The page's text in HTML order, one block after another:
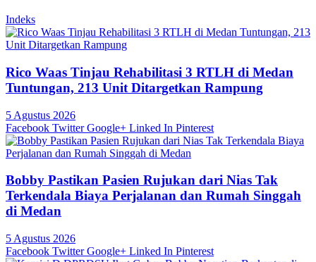
Indeks
Rico Waas Tinjau Rehabilitasi 3 RTLH di Medan
Tuntungan, 213 Unit Ditargetkan Rampung
5 Agustus 2026
Facebook Twitter Google+ Linked In Pinterest
Bobby Pastikan Pasien Rujukan dari Nias Tak
Terkendala Biaya Perjalanan dan Rumah Singgah
di Medan
5 Agustus 2026
Facebook Twitter Google+ Linked In Pinterest